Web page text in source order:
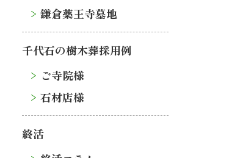
鎌倉薬王寺墓地
千代石の樹木葬採用例
ご寺院様
石材店様
終活